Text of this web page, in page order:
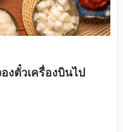
งตั๋วเครื่องบินไป